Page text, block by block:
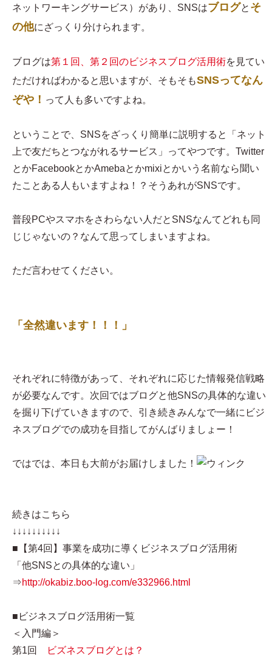
ネットワーキングサービス）があり、SNSはブログと そ
の他にざっくり分けられます。
ブログは第１回、第２回のビジネスブログ活用術を見てい
ただければわかると思いますが、そもそもSNSってなん
ぞや！ って人も多いですよね。
ということで、SNSをざっくり簡単に説明すると「ネット
上で友だちとつながれるサービス」ってやつです。Twitter
とかFacebookとかAmebaとかmixiとかいう名前なら聞い
たことある人もいますよね！？そうあれがSNSです。
普段PCやスマホをさわらない人だとSNSなんてどれも同
じじゃないの？なんて思ってしまいますよね。
ただ言わせてください。
「全然違います！！！」
それぞれに特徴があって、それぞれに応じた情報発信戦略
が必要なんです。次回ではブログと他SNSの具体的な違い
を掘り下げていきますので、引き続きみんなで一緒にビジ
ネスブログでの成功を目指してがんばりましょー！
ではでは、本日も大前がお届けしました！
続きはこちら
↓↓↓↓↓↓↓↓↓↓
■【第4回】事業を成功に導くビジネスブログ活用術
「他SNSとの具体的な違い」
⇒http://okabiz.boo-log.com/e332966.html
■ビジネスブログ活用術一覧
＜入門編＞
第1回
ビズネスブログとは？